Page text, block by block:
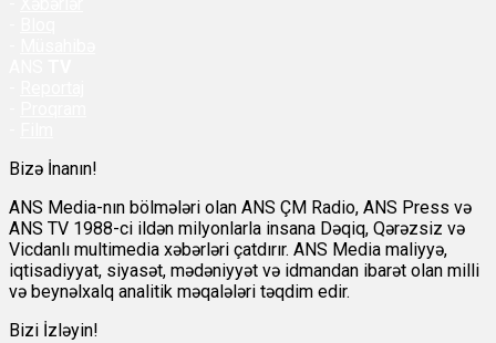
Bizə İnanın!
ANS Media-nın bölmələri olan ANS ÇM Radio, ANS Press və
ANS TV 1988-ci ildən milyonlarla insana Dəqiq, Qərəzsiz və
Vicdanlı multimedia xəbərləri çatdırır. ANS Media maliyyə,
iqtisadiyyat, siyasət, mədəniyyət və idmandan ibarət olan milli
və beynəlxalq analitik məqalələri təqdim edir.
Bizi İzləyin!